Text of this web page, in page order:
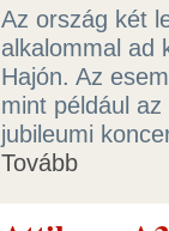
Az ország két
alkalommal ad
Hajón. Az
mint például
jubileumi
Tovább